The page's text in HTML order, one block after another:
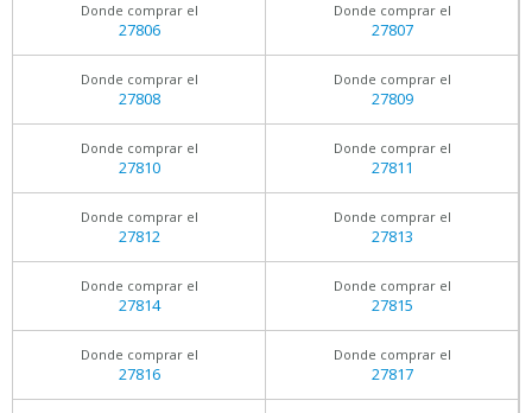
Donde comprar el
27806
Donde comprar el
27807
Donde comprar el
27808
Donde comprar el
27809
Donde comprar el
27810
Donde comprar el
27811
Donde comprar el
27812
Donde comprar el
27813
Donde comprar el
27814
Donde comprar el
27815
Donde comprar el
27816
Donde comprar el
27817